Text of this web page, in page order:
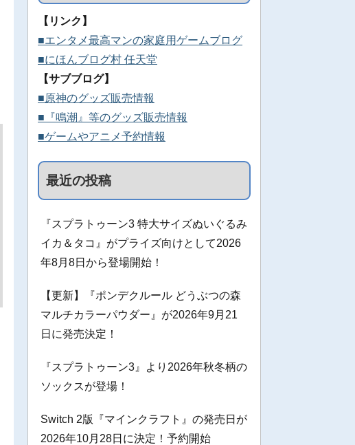
【リンク】
■エンタメ最高マンの家庭用ゲームブログ
■にほんブログ村 任天堂
【サブブログ】
■原神のグッズ販売情報
■『鳴潮』等のグッズ販売情報
■ゲームやアニメ予約情報
最近の投稿
『スプラトゥーン3 特大サイズぬいぐるみ
イカ＆タコ』がプライズ向けとして2026
年8月8日から登場開始！
【更新】『ポンデクルール どうぶつの森
マルチカラーパウダー』が2026年9月21
日に発売決定！
『スプラトゥーン3』より2026年秋冬柄の
ソックスが登場！
Switch 2版『マインクラフト』の発売日が
2026年10月28日に決定！予約開始